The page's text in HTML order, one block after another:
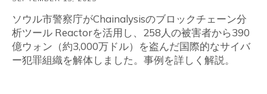
ソウル市警察庁がChainalysisのブロックチェーン分
析ツール Reactorを活用し、258人の被害者から390
億ウォン（約3,000万ドル）を盗んだ国際的なサイバ
ー犯罪組織を解体しました。事例を詳しく解説。